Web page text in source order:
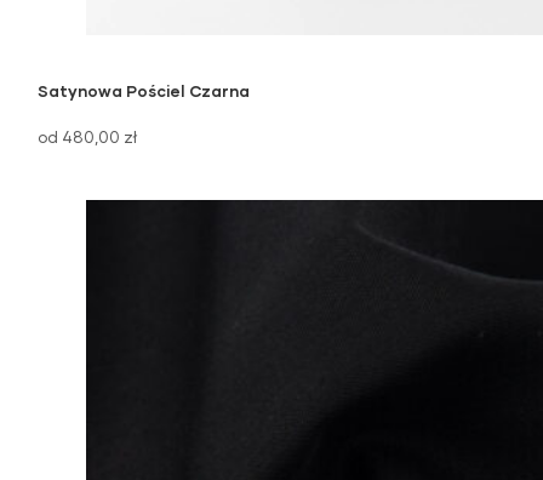
Satynowa Pościel Czarna
od 480,00 zł